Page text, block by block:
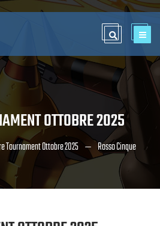
OTTOBRE 2025
Tournament Ottobre 2025 Rosso Cinque